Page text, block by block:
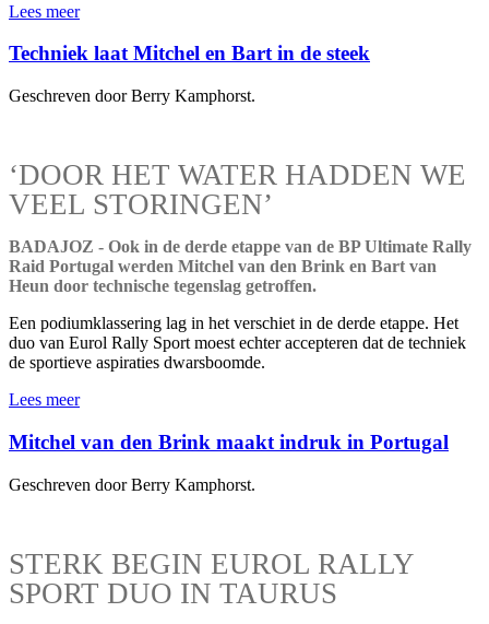
Lees meer
Techniek laat Mitchel en Bart in de steek
Geschreven door Berry Kamphorst.
‘DOOR HET WATER HADDEN WE
VEEL STORINGEN’
BADAJOZ - Ook in de derde etappe van de BP Ultimate Rally
Raid Portugal werden Mitchel van den Brink en Bart van
Heun door technische tegenslag getroffen.
Een podiumklassering lag in het verschiet in de derde etappe. Het
duo van Eurol Rally Sport moest echter accepteren dat de techniek
de sportieve aspiraties dwarsboomde.
Lees meer
Mitchel van den Brink maakt indruk in Portugal
Geschreven door Berry Kamphorst.
STERK BEGIN EUROL RALLY
SPORT DUO IN TAURUS